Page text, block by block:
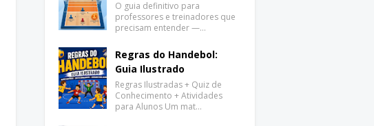
O guia definitivo para
professores e treinadores que
precisam entender —…
Regras do Handebol:
Guia Ilustrado
Regras Ilustradas + Quiz de
Conhecimento + Atividades
para Alunos Um mat…